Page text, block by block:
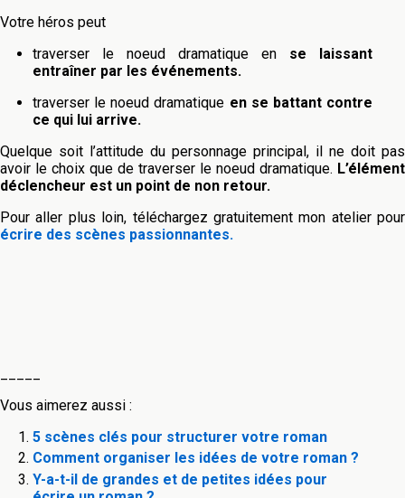
Votre héros peut
traverser le noeud dramatique en se laissant
entraîner par les événements.
traverser le noeud dramatique en se battant contre
ce qui lui arrive.
Quelque soit l’attitude du personnage principal, il ne doit pas
avoir le choix que de traverser le noeud dramatique. L’élément
déclencheur est un point de non retour.
Pour aller plus loin, téléchargez gratuitement mon atelier pour
écrire des scènes passionnantes.
Vous aimerez aussi :
5 scènes clés pour structurer votre roman
Comment organiser les idées de votre roman ?
Y-a-t-il de grandes et de petites idées pour